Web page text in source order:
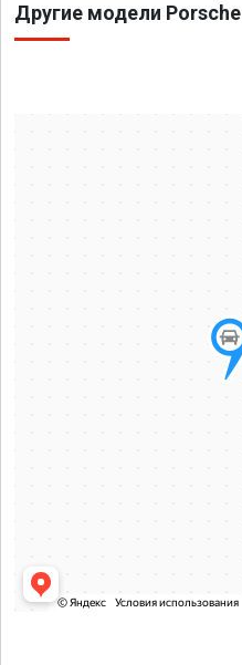
Другие модели Porsche